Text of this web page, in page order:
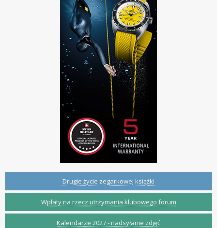
Drugie życie zegarkowej książki
Wpłaty na rzecz utrzymania klubowego forum
Kalendarze 2027 - nadsyłanie zdjęć